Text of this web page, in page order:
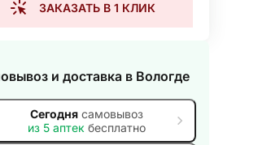
ЗАКАЗАТЬ В 1 КЛИК
и доставка в Вологде
Сегоднясамовывоз
из 5 аптек бесплатно